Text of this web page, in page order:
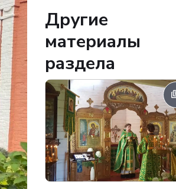
Другие
материалы
раздела